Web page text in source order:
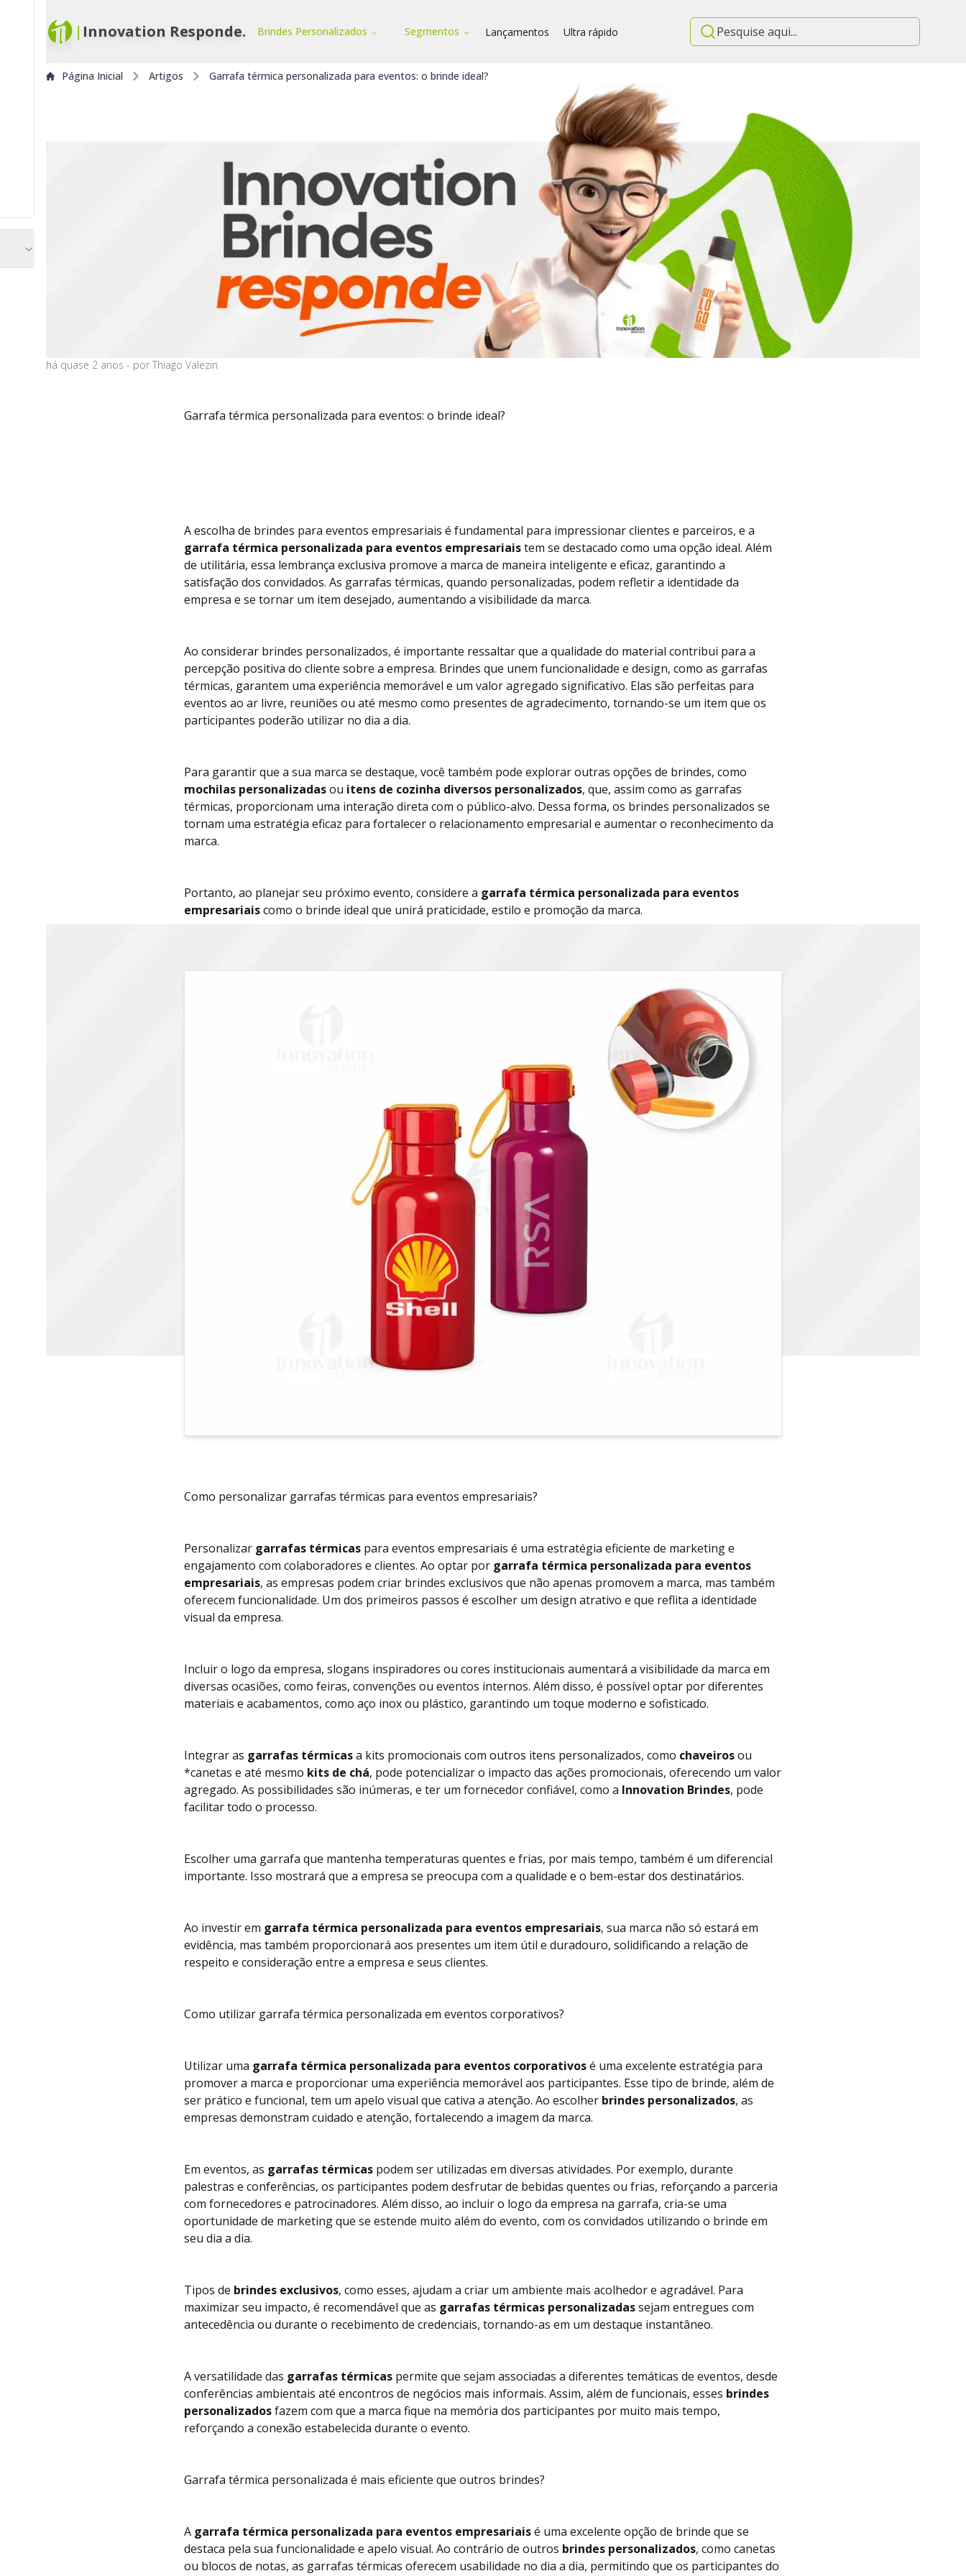
| Innovation Responde. Brindes Personalizados Segmentos Lançamentos Ultra rápido
Página Inicial Artigos Garrafa térmica personalizada para eventos: o brinde ideal?
há quase 2 anos - por Thiago Valezin
Garrafa térmica personalizada para eventos: o brinde ideal?
A escolha de brindes para eventos empresariais é fundamental para impressionar clientes e parceiros, e a
garrafa térmica personalizada para eventos empresariaistem se destacado como uma opção ideal. Além
de utilitária, essa lembrança exclusiva promove a marca de maneira inteligente e eficaz, garantindo a
satisfação dos convidados. As garrafas térmicas, quando personalizadas, podem refletir a identidade da
empresa e se tornar um item desejado, aumentando a visibilidade da marca.
Ao considerar brindes personalizados, é importante ressaltar que a qualidade do material contribui para a
percepção positiva do cliente sobre a empresa. Brindes que unem funcionalidade e design, como as garrafas
térmicas, garantem uma experiência memorável e um valor agregado significativo. Elas são perfeitas para
eventos ao ar livre, reuniões ou até mesmo como presentes de agradecimento, tornando-se um item que os
participantes poderão utilizar no dia a dia.
Para garantir que a sua marca se destaque, você também pode explorar outras opções de brindes, como
mochilas personalizadasou itens de cozinha diversos personalizados, que, assim como as garrafas
térmicas, proporcionam uma interação direta com o público-alvo. Dessa forma, os brindes personalizados se
tornam uma estratégia eficaz para fortalecer o relacionamento empresarial e aumentar o reconhecimento da
marca.
Portanto, ao planejar seu próximo evento, considere a garrafa térmica personalizada para eventos
empresariaiscomo o brinde ideal que unirá praticidade, estilo e promoção da marca.
Como personalizar garrafas térmicas para eventos empresariais?
Personalizar garrafas térmicas para eventos empresariais é uma estratégia eficiente de marketing e
engajamento com colaboradores e clientes. Ao optar por garrafa térmica personalizada para eventos
empresariais, as empresas podem criar brindes exclusivos que não apenas promovem a marca, mas também
oferecem funcionalidade. Um dos primeiros passos é escolher um design atrativo e que reflita a identidade
visual da empresa.
Incluir o logo da empresa, slogans inspiradores ou cores institucionais aumentará a visibilidade da marca em
diversas ocasiões, como feiras, convenções ou eventos internos. Além disso, é possível optar por diferentes
materiais e acabamentos, como aço inox ou plástico, garantindo um toque moderno e sofisticado.
Integrar as garrafas térmicasa kits promocionais com outros itens personalizados, como chaveirosou
*canetas e até mesmo kits de chá, pode potencializar o impacto das ações promocionais, oferecendo um valor
agregado. As possibilidades são inúmeras, e ter um fornecedor confiável, como a Innovation Brindes, pode
facilitar todo o processo.
Escolher uma garrafa que mantenha temperaturas quentes e frias, por mais tempo, também é um diferencial
importante. Isso mostrará que a empresa se preocupa com a qualidade e o bem-estar dos destinatários.
Ao investir em garrafa térmica personalizada para eventos empresariais, sua marca não só estará em
evidência, mas também proporcionará aos presentes um item útil e duradouro, solidificando a relação de
respeito e consideração entre a empresa e seus clientes.
Como utilizar garrafa térmica personalizada em eventos corporativos?
Utilizar uma garrafa térmica personalizada para eventos corporativosé uma excelente estratégia para
promover a marca e proporcionar uma experiência memorável aos participantes. Esse tipo de brinde, além de
ser prático e funcional, tem um apelo visual que cativa a atenção. Ao escolher brindes personalizados, as
empresas demonstram cuidado e atenção, fortalecendo a imagem da marca.
Em eventos, as garrafas térmicas podem ser utilizadas em diversas atividades. Por exemplo, durante
palestras e conferências, os participantes podem desfrutar de bebidas quentes ou frias, reforçando a parceria
com fornecedores e patrocinadores. Além disso, ao incluir o logo da empresa na garrafa, cria-se uma
oportunidade de marketing que se estende muito além do evento, com os convidados utilizando o brinde em
seu dia a dia.
Tipos de brindes exclusivos, como esses, ajudam a criar um ambiente mais acolhedor e agradável. Para
maximizar seu impacto, é recomendável que as garrafas térmicas personalizadassejam entregues com
antecedência ou durante o recebimento de credenciais, tornando-as em um destaque instantâneo.
A versatilidade das garrafas térmicas permite que sejam associadas a diferentes temáticas de eventos, desde
conferências ambientais até encontros de negócios mais informais. Assim, além de funcionais, esses brindes
personalizadosfazem com que a marca fique na memória dos participantes por muito mais tempo,
reforçando a conexão estabelecida durante o evento.
Garrafa térmica personalizada é mais eficiente que outros brindes?
A garrafa térmica personalizada para eventos empresariaisé uma excelente opção de brinde que se
destaca pela sua funcionalidade e apelo visual. Ao contrário de outros brindes personalizados, como canetas
ou blocos de notas, as garrafas térmicas oferecem usabilidade no dia a dia, permitindo que os participantes do